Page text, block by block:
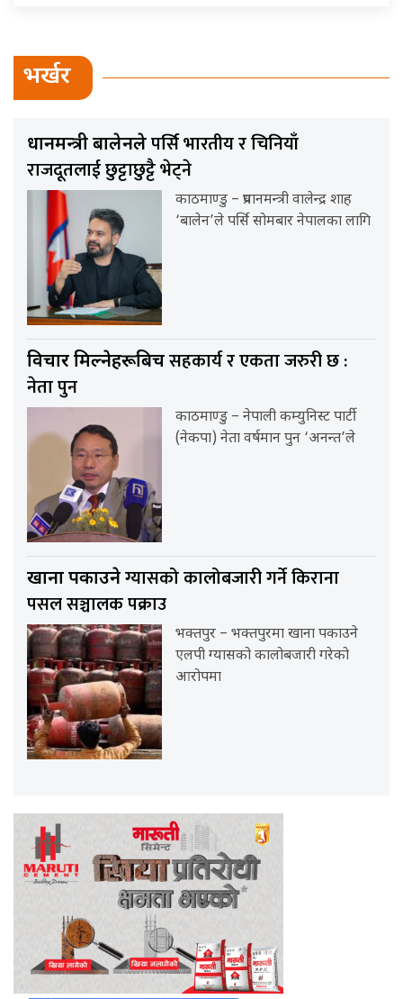
भर्खर
प्रधानमन्त्री बालेनलेपर्सि भारतीय र चिनियाँ
राजदूतलाई छुट्टाछुट्टै भेट्ने
काठमाण्डु – प्रधानमन्त्री वालेन्द्र शाह
‘बालेन’ले पर्सि सोमबार नेपालका लागि
विचार मिल्नेहरूबिचसहकार्य र एकता जरुरी छ :
नेता पुन
काठमाण्डु – नेपाली कम्युनिस्ट पार्टी
(नेकपा) नेता वर्षमान पुन ‘अनन्त’ले
खाना पकाउनेग्यासको कालोबजारी गर्ने किराना
पसल सञ्चालक पक्राउ
भक्तपुर – भक्तपुरमा खाना पकाउने
एलपी ग्यासको कालोबजारी गरेको
आरोपमा